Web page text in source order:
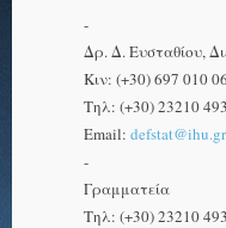
-
Δρ. Δ. Ευσταθίου,
Κιν: (+30) 697 010
Τηλ: (+30) 23210
Email: defstat@ihu.gr
-
Γραμματεία
Τηλ: (+30) 23210